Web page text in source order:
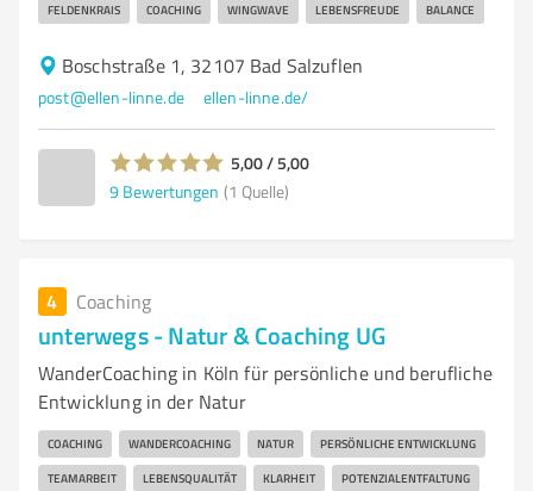
FELDENKRAIS COACHING WINGWAVE LEBENSFREUDE BALANCE
Boschstraße 1, 32107 Bad Salzuflen
post@ellen-linne.de ellen-linne.de/
5,00 / 5,00
9 Bewertungen (1 Quelle)
4 Coaching
unterwegs - Natur & Coaching UG
WanderCoaching in Köln für persönliche und berufliche
Entwicklung in der Natur
COACHING WANDERCOACHING NATUR PERSÖNLICHE ENTWICKLUNG
TEAMARBEIT LEBENSQUALITÄT KLARHEIT POTENZIALENTFALTUNG